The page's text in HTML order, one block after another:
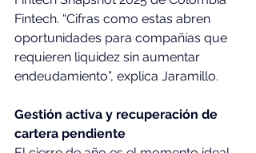
Fintech. “Cifras como estas abren
oportunidades para compañías que
requieren liquidez sin aumentar
endeudamiento”, explica Jaramillo.
Gestión activa y recuperación de
cartera pendiente